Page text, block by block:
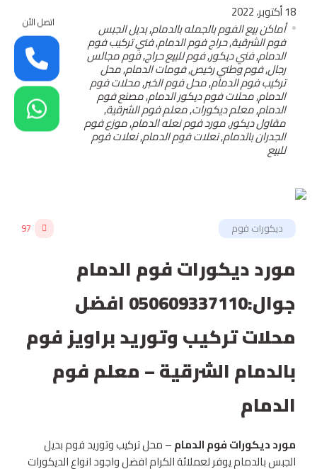
18 أكتوبر، 2022
أماكن بيع الفوم بالجمله بالدمام,بديل الجبس
فوم الشرقية,حراج فوم الدمام,فني تركيب فوم
الدمام,فني ديكور,فوم للبيع حراج,فوم مجالس
رجال,فوم وطني رخيص,فومات الدمام,محل
تركيب فوم الدمام,محل فوم الخبر,محلات فوم
الدمام,محلات فوم ديكور الدمام,مصنع فوم
الدمام,معلم ديكورات,معلم فوم الشرقية,
مقاول ديكور,مورد فوم نعله الدمام,موزع فوم
الجدران بالدمام,نعلات فوم الدمام,نعلات فوم
للبيع
ديكورات فوم 97
مورد ديكورات فوم الدمام
جوال:050609337110 افضل
محلات تركيب وتوريد براويز فوم
بالدمام الشرقية – معلم فوم
الدمام
مورد ديكورات فوم الدمام– محل تركيب وتوريد فوم بديل
الجبس بالدمام يوفر لعملائة الكرام افضل واجود انواع الديكورات
اتصل الأن